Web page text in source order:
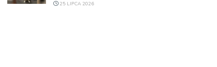
25 LIPCA 2026